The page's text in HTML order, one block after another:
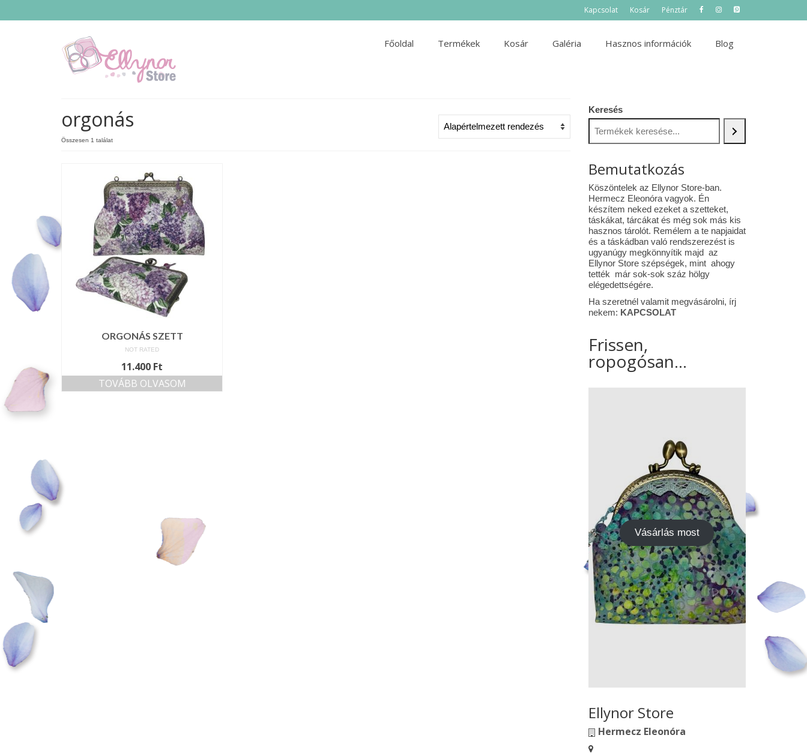
Kapcsolat Kosár Pénztár
Főoldal Termékek Kosár Galéria Hasznos információk Blog
orgonás
Összesen 1 találat
ORGONÁS SZETT
NOT RATED
11.400 Ft
TOVÁBB OLVASOM
Keresés
Bemutatkozás
Köszöntelek az Ellynor Store-ban.
Hermecz Eleonóra vagyok. Én
készítem neked ezeket a szetteket,
táskákat, tárcákat és még sok más kis
hasznos tárolót. Remélem a te napjaidat
és a táskádban való rendszerezést is
ugyanúgy megkönnyítik majd az
Ellynor Store szépségek, mint ahogy
tették már sok-sok száz hölgy
elégedettségére.
Ha szeretnél valamit megvásárolni, írj
nekem: KAPCSOLAT
Frissen,
ropogósan...
Vásárlás most
Ellynor Store
Hermecz Eleonóra